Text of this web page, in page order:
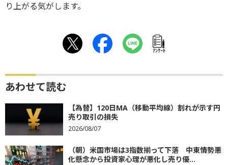
り上がる気がします。
ｱﾝｹｰﾄ
あわせて読む
【為替】120日MA（移動平均線）割れが示す円
売り取引の損失
2026/08/07
（朝）米国市場は3指数揃って下落 中東情勢悪
化懸念から投資家心理が悪化し売り優...